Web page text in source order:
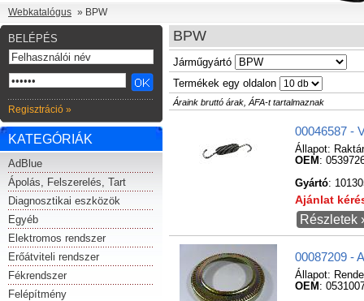
Webkatalógus » BPW
BELÉPÉS
Regisztráció »
KATEGÓRIÁK
AdBlue
Ápolás, Felszerelés, Tart
Diagnosztikai eszközök
Egyéb
Elektromos rendszer
Erőátviteli rendszer
Fékrendszer
Felépítmény
BPW
Járműgyártó
Termékek egy oldalon
Áraink bruttó árak, ÁFA-t tartalmaznak
00046587 -
Állapot:
OEM :
Gyártó:
Ajánlat
Részletek
00087209 -
Állapot:
OEM :